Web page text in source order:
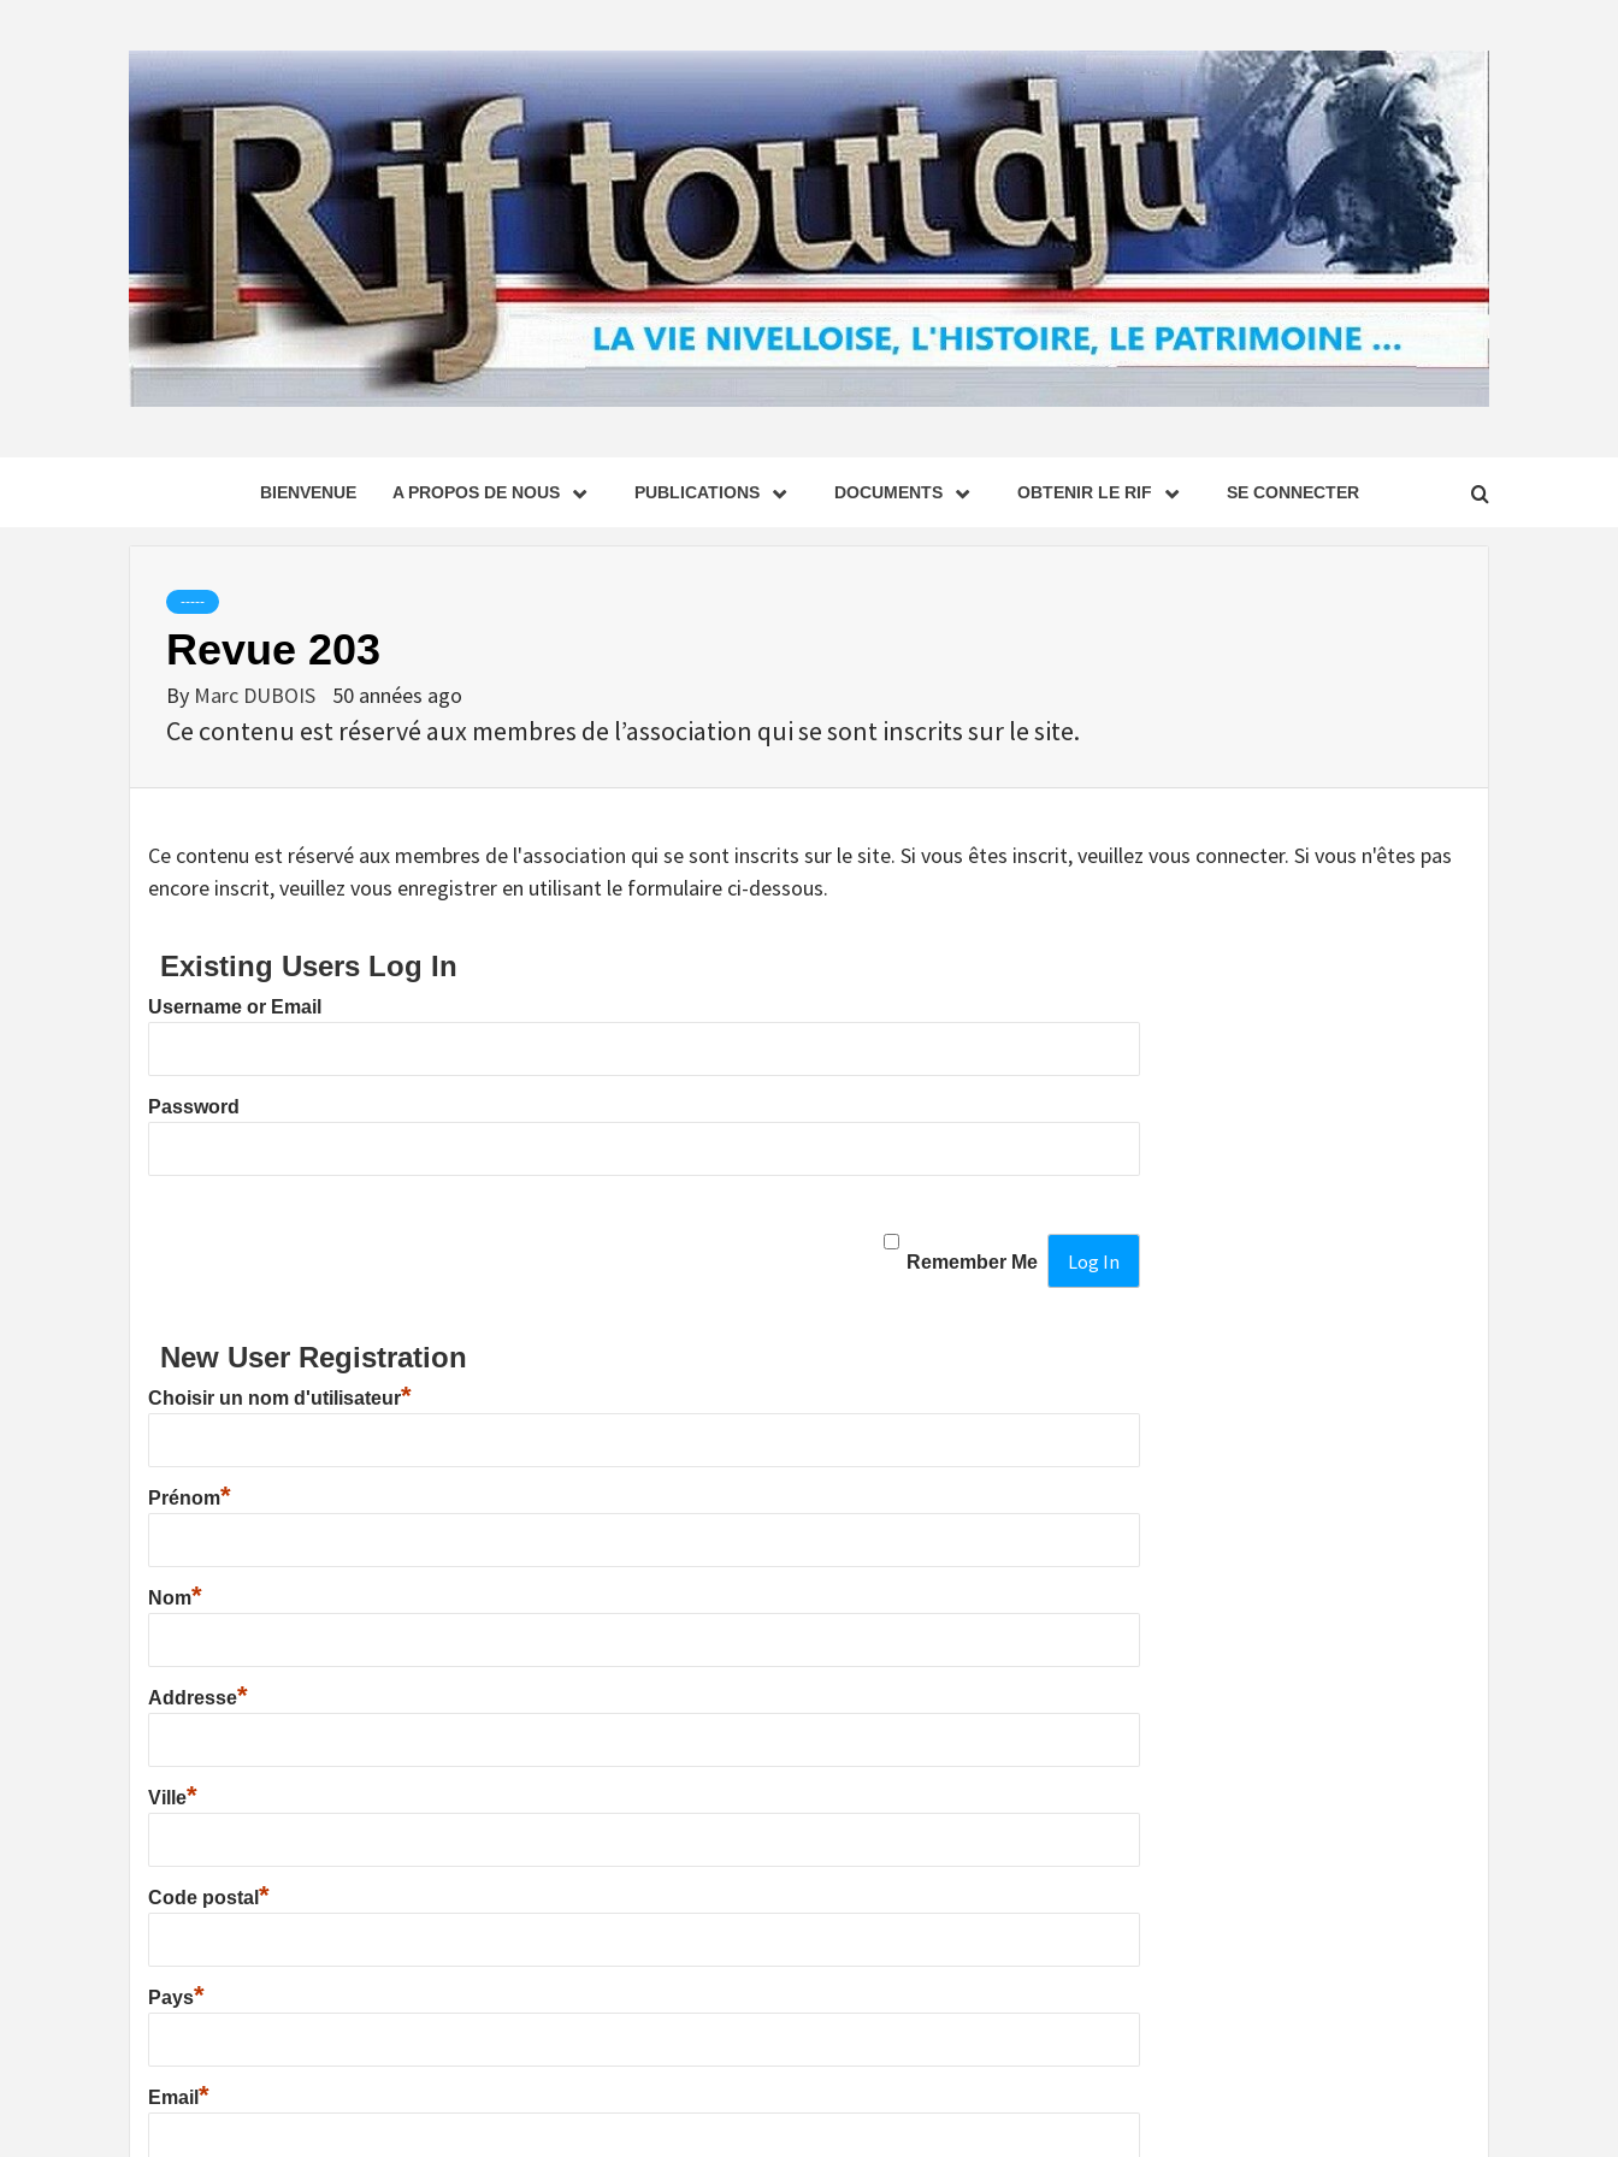
BIENVENUE A PROPOS DE NOUS PUBLICATIONS DOCUMENTS OBTENIR LE RIF SE CONNECTER
-----
Revue 203
By Marc DUBOIS 50 années ago
Ce contenu est réservé aux membres de l’association qui se sont inscrits sur le site.
Ce contenu est réservé aux membres de l'association qui se sont inscrits sur le site. Si vous êtes inscrit, veuillez vous connecter. Si vous n'êtes pas
encore inscrit, veuillez vous enregistrer en utilisant le formulaire ci-dessous.
Existing Users Log In
Username or Email
Password
Remember Me
New User Registration
Choisir un nom d'utilisateur*
Prénom*
Nom*
Addresse*
Ville*
Code postal *
Pays*
Email *